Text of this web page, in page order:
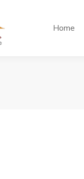
Home